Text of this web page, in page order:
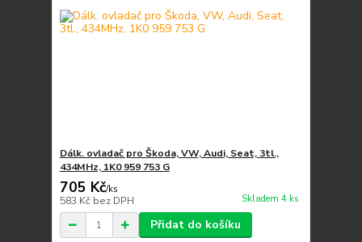
Dálk. ovladač pro Škoda, VW, Audi, Seat, 3tl.,
434MHz, 1K0 959 753 G
705 Kč/ks
583 Kč bez DPH Skladem 4 ks
Přidat do košíku